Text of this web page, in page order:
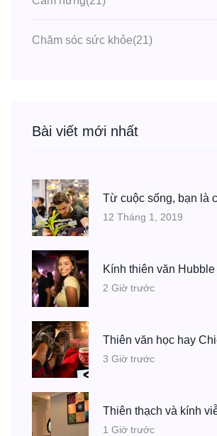
Chăm sóc sức khỏe(21)
Bài viết mới nhất
Từ cuộc sống, bạn là
12 Tháng 1, 2019
Kính thiên văn Hubble
2 Giờ trước
Thiên văn học hay
3 Giờ trước
Thiên thạch và kính
1 Giờ trước